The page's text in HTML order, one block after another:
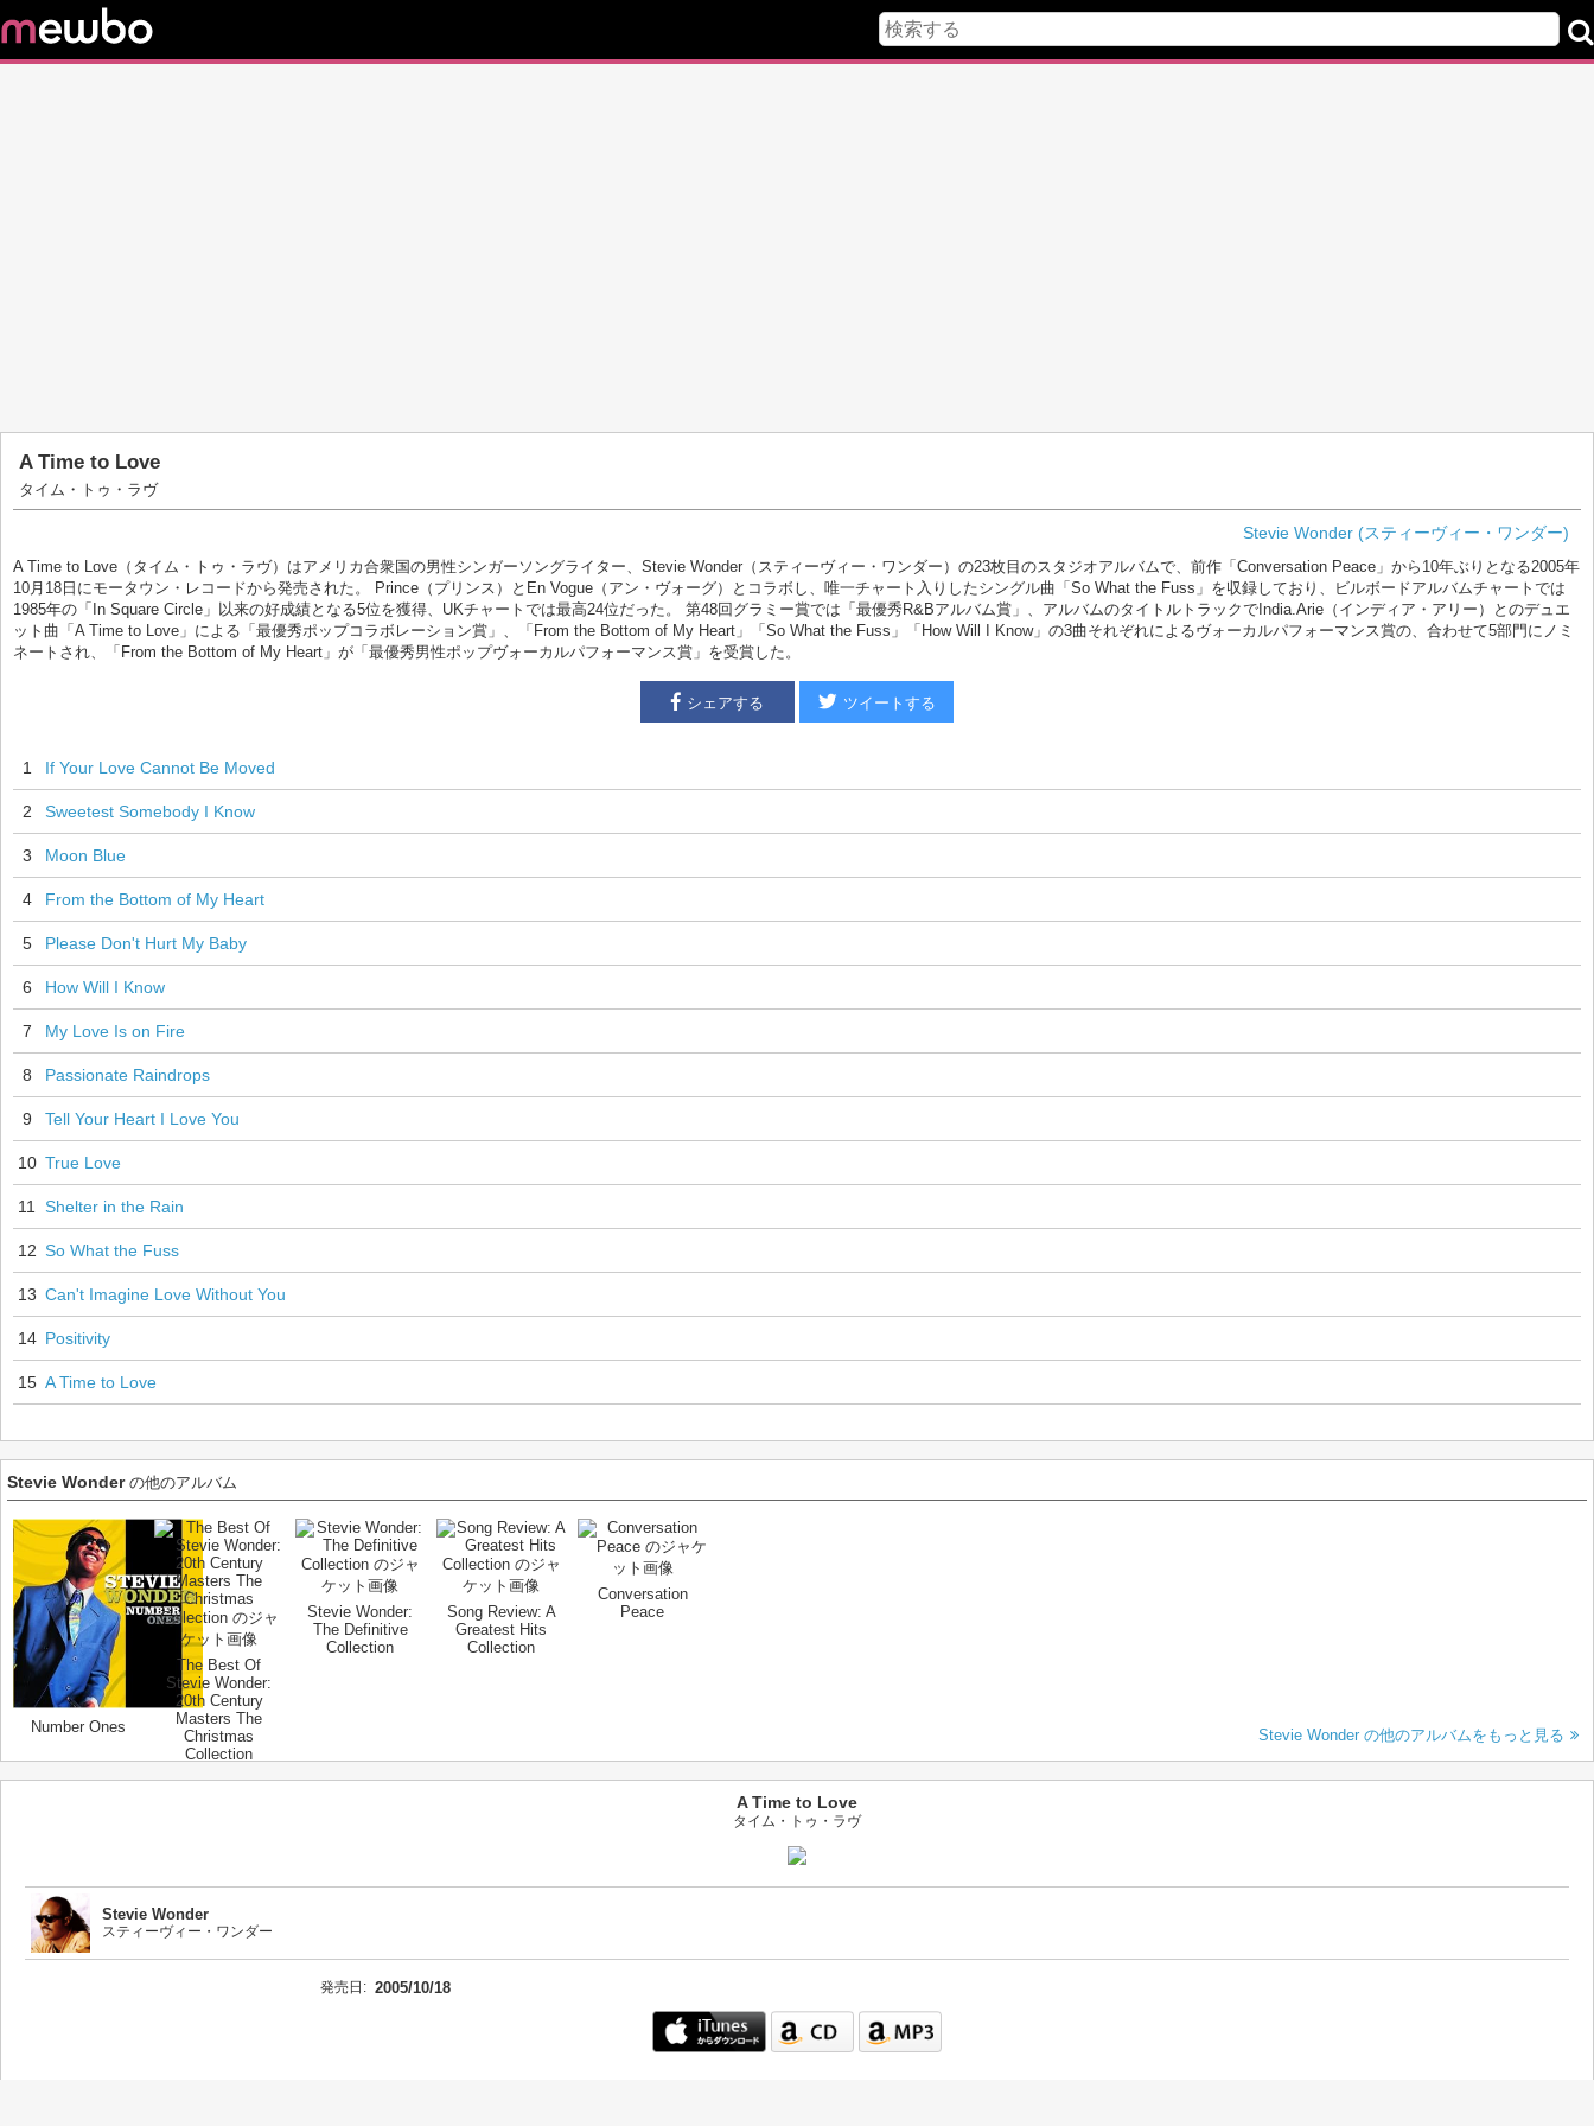
A Time to Love
タイム・トゥ・ラヴ
Stevie Wonder (スティーヴィー・ワンダー)
A Time to Love（タイム・トゥ・ラヴ）はアメリカ合衆国の男性シンガーソングライター、Stevie Wonder（スティーヴィー・ワンダー）の23枚目のスタジオアルバムで、前作「Conversation Peace」から10年ぶりとなる2005年
10月18日にモータウン・レコードから発売された。 Prince（プリンス）とEn Vogue（アン・ヴォーグ）とコラボし、唯一チャート入りしたシングル曲「So What the Fuss」を収録しており、ビルボードアルバムチャートでは
1985年の「In Square Circle」以来の好成績となる5位を獲得、UKチャートでは最高24位だった。 第48回グラミー賞では「最優秀R&Bアルバム賞」、アルバムのタイトルトラックでIndia.Arie（インディア・アリー）とのデュエ
ット曲「A Time to Love」による「最優秀ポップコラボレーション賞」、「From the Bottom of My Heart」「So What the Fuss」「How Will I Know」の3曲それぞれによるヴォーカルパフォーマンス賞の、合わせて5部門にノミ
ネートされ、「From the Bottom of My Heart」が「最優秀男性ポップヴォーカルパフォーマンス賞」を受賞した。
シェアする ツイートする
1 If Your Love Cannot Be Moved
2 Sweetest Somebody I Know
3 Moon Blue
4 From the Bottom of My Heart
5 Please Don't Hurt My Baby
6 How Will I Know
7 My Love Is on Fire
8 Passionate Raindrops
9 Tell Your Heart I Love You
10 True Love
11 Shelter in the Rain
12 So What the Fuss
13 Can't Imagine Love Without You
14 Positivity
15 A Time to Love
Stevie Wonderの他のアルバム
Number Ones
The Best Of
Stevie Wonder:
20th Century
Masters The
Christmas
Collection
Stevie Wonder:
The Definitive
Collection
Song Review: A
Greatest Hits
Collection
Conversation
Peace
Stevie Wonder の他のアルバムをもっと見る
A Time to Love
タイム・トゥ・ラヴ
Stevie Wonder
スティーヴィー・ワンダー
発売日: 2005/10/18